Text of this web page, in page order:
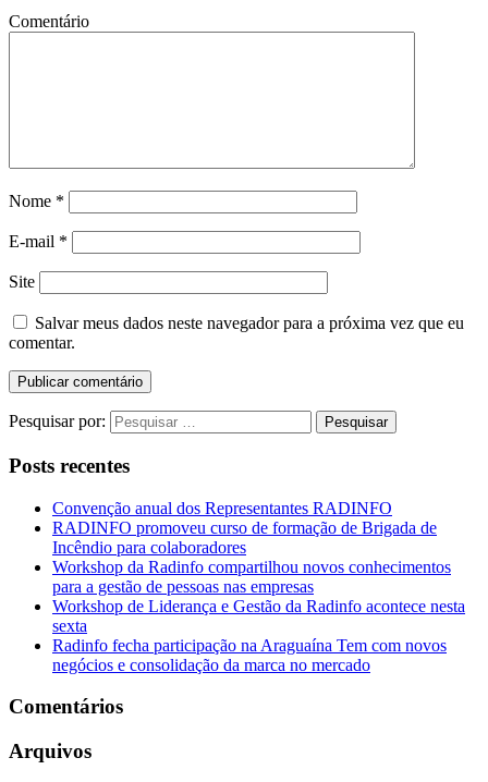
Comentário
Nome *
E-mail *
Site
Salvar meus dados neste navegador para a próxima vez que eu
comentar.
Pesquisar por:
Posts recentes
Convenção anual dos Representantes RADINFO
RADINFO promoveu curso de formação de Brigada de
Incêndio para colaboradores
Workshop da Radinfo compartilhou novos conhecimentos
para a gestão de pessoas nas empresas
Workshop de Liderança e Gestão da Radinfo acontece nesta
sexta
Radinfo fecha participação na Araguaína Tem com novos
negócios e consolidação da marca no mercado
Comentários
Arquivos